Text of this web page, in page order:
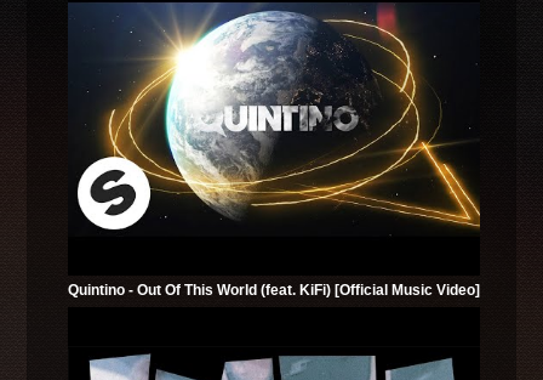
Quintino - Out Of This World (feat. KiFi) [Official Music Video]